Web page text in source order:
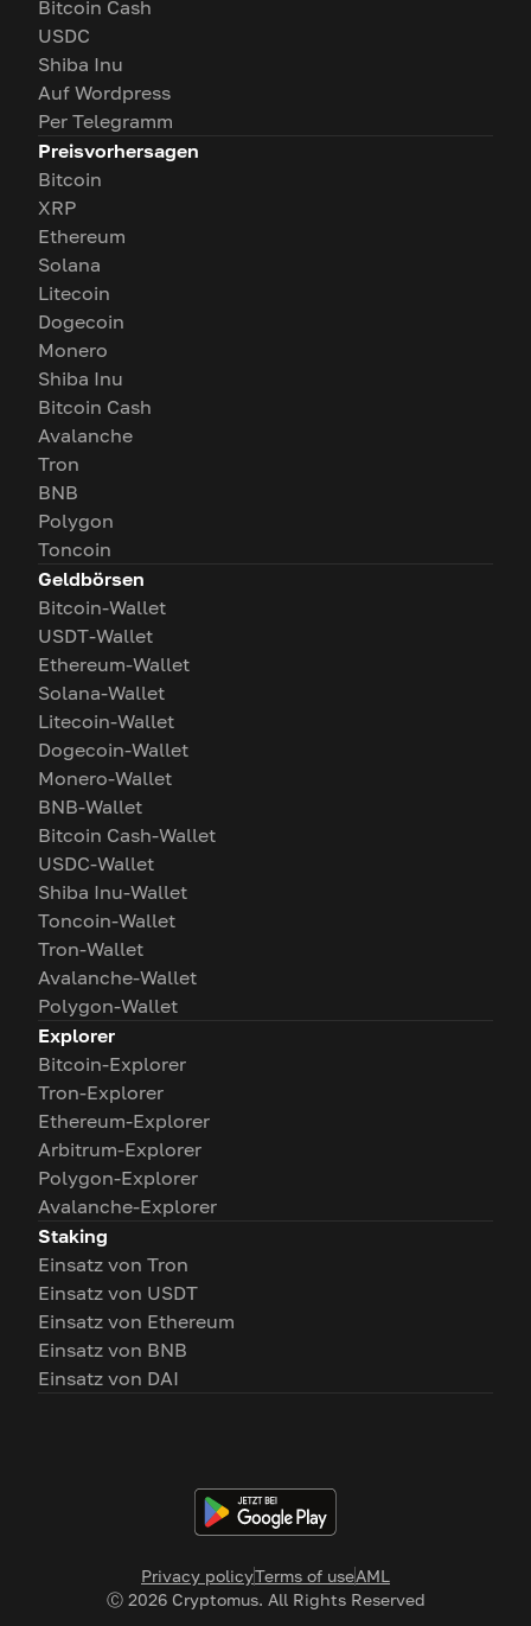
Privacy policyTerms of useAML
Ⓒ 2026Cryptomus. All Rights Reserved
Bitcoin Cash
USDC
Shiba Inu
Auf Wordpress
Per Telegramm
Preisvorhersagen
Bitcoin
XRP
Ethereum
Solana
Litecoin
Dogecoin
Monero
Shiba Inu
Bitcoin Cash
Avalanche
Tron
BNB
Polygon
Toncoin
Geldbörsen
Bitcoin-Wallet
USDT-Wallet
Ethereum-Wallet
Solana-Wallet
Litecoin-Wallet
Dogecoin-Wallet
Monero-Wallet
BNB-Wallet
Bitcoin Cash-Wallet
USDC-Wallet
Shiba Inu-Wallet
Toncoin-Wallet
Tron-Wallet
Avalanche-Wallet
Polygon-Wallet
Explorer
Bitcoin-Explorer
Tron-Explorer
Ethereum-Explorer
Arbitrum-Explorer
Polygon-Explorer
Avalanche-Explorer
Staking
Einsatz von Tron
Einsatz von USDT
Einsatz von Ethereum
Einsatz von BNB
Einsatz von DAI